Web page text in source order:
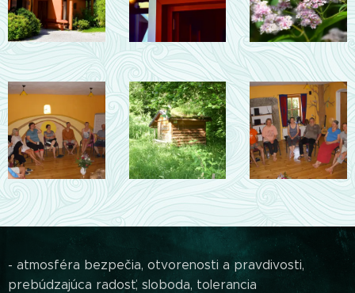
- atmosféra bezpečia, otvorenosti a pravdivosti,
prebúdzajúca radosť, sloboda, tolerancia